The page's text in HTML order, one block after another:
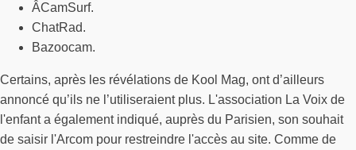
ÂCamSurf.
ChatRad.
Bazoocam.
Certains, après les révélations de Kool Mag, ont d’ailleurs
annoncé qu’ils ne l’utiliseraient plus. L'association La Voix de
l'enfant a également indiqué, auprès du Parisien, son souhait
de saisir l'Arcom pour restreindre l'accès au site. Comme de